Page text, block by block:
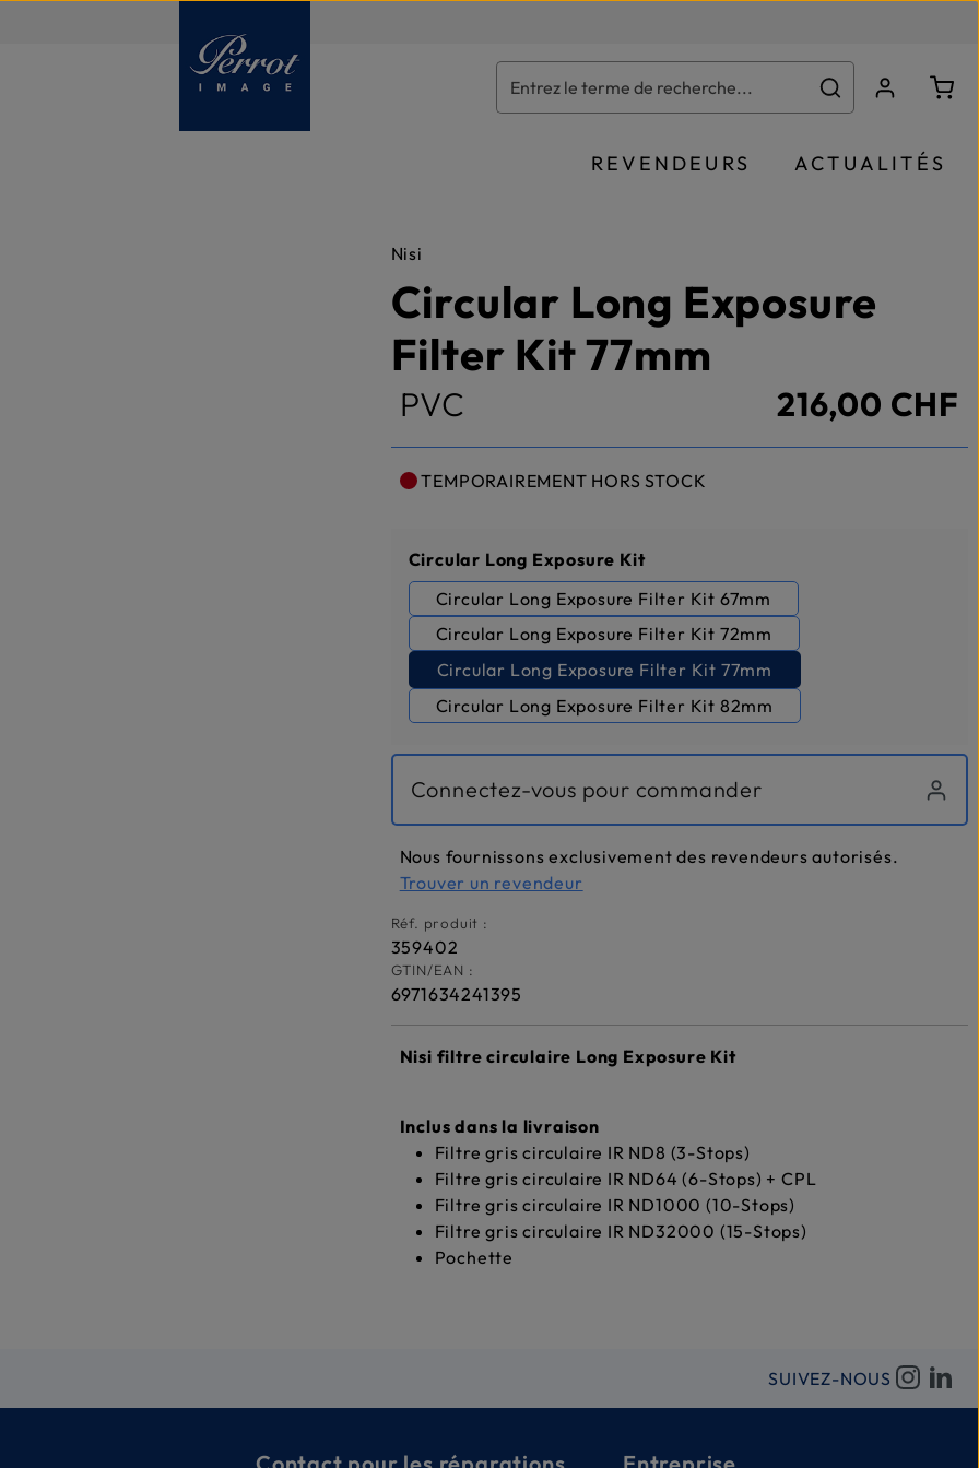
REVENDEURS ACTUALITÉS
Nisi
Circular Long Exposure
Filter Kit 77mm
PVC 216,00 CHF
TEMPORAIREMENT HORS STOCK
Sélectionnez
Circular Long Exposure Kit
Circular Long Exposure Filter Kit 67mm
Circular Long Exposure Filter Kit 72mm
Circular Long Exposure Filter Kit 77mm
Circular Long Exposure Filter Kit 82mm
Connectez-vous pour commander
Nous fournissons exclusivement des revendeurs autorisés.
Trouver un revendeur
Réf. produit :
359402
GTIN/EAN :
6971634241395
Nisi filtre circulaire Long Exposure Kit
Inclus dans la livraison
Filtre gris circulaire IR ND8 (3-Stops)
Filtre gris circulaire IR ND64 (6-Stops) + CPL
Filtre gris circulaire IR ND1000 (10-Stops)
Filtre gris circulaire IR ND32000 (15-Stops)
Pochette
SUIVEZ-NOUS